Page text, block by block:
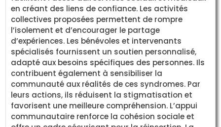
en créant des liens de confiance. Les activités
collectives proposées permettent de rompre
l’isolement et d’encourager le partage
d’expériences. Les bénévoles et intervenants
spécialisés fournissent un soutien personnalisé,
adapté aux besoins spécifiques des personnes. Ils
contribuent également à sensibiliser la
communauté aux réalités de ces syndromes. Par
leurs actions, ils réduisent la stigmatisation et
favorisent une meilleure compréhension. L’appui
communautaire renforce la cohésion sociale et